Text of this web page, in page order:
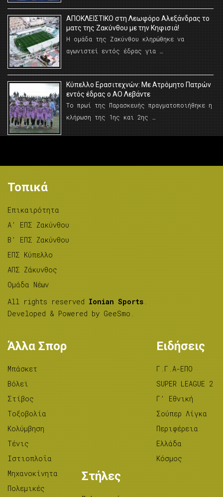
AΠΟΚΛΕΙΣΤΙΚΟ στη Λεωφόρο Αλεξάνδρας το
ματς της Ζακύνθου με την Κηφισιά!
Η ομάδα της Ζακύνθου κληρώθηκε να
αγωνιστεί εντός έδρας για …
Κύπελλο Ερασιτεχνών: Με Ατρόμητο Πατρών
εντός έδρας ο ΑΟ Λεβάντε
Το πρωί της Παρασκευής πραγματοποιήθηκε η
κλήρωση της 1ης και 2ης …
Τοπικά
Επικαιρότητα
A’ ΕΠΣ Ζακύνθου
B’ ΕΠΣ Ζακύνθου
ΕΠΣ Κύπελλο
ΑΠΣ Ζάκυνθος
Ομάδα Νέων
All rights reserved Ionian Sports .
Developed & Powered by GeeSmo .
Άλλα Σπορ
Μπάσκετ
Βόλεϊ
Στίβος
Tοξοβολία
Κολύμβηση
Τένις
Ιστιοπλοΐα
Μηχανοκίνητα
Πολεμικές
Ειδήσεις
Γ.Γ.Α-ΕΠΟ
SUPER LEAGUE 2
Γ’ Εθνική
Σούπερ Λίγκα
Περιφέρεια
Ελλάδα
Κόσμος
Στήλες